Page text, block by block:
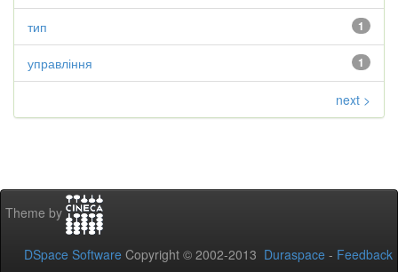
1
тип
1
управління
next >
Theme by
DSpace Software Copyright © 2002-2013 Duraspace - Feedback